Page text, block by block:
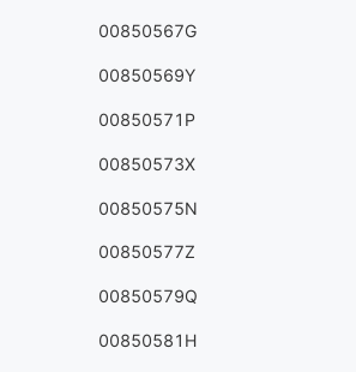
00850567G
00850569Y
00850571P
00850573X
00850575N
00850577Z
00850579Q
00850581H